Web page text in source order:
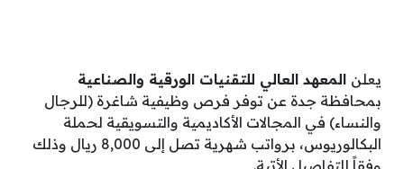
يعلن المعهد العالي للتقنيات الورقية والصناعية
بمحافظة جدة عن توفر فرص وظيفية شاغرة (للرجال
والنساء) في المجالات الأكاديمية والتسويقية لحملة
البكالوريوس، برواتب شهرية تصل إلى 8,000 ريال وذلك